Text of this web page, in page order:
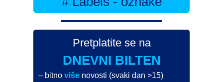
Pretplatite se na
DNEVNI BILTEN
– bitnoviše novosti (svaki dan >15)